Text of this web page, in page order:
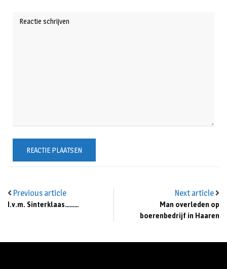
Previous article
I.v.m. Sinterklaas………
Next article
Man overleden op
boerenbedrijf in Haaren